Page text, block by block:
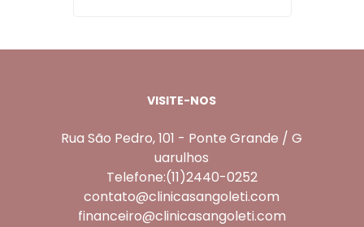
VISITE-NOS
Rua São Pedro, 101 - Ponte Grande / G
uarulhos
Telefone:(11)2440-0252
contato@clinicasangoleti.com
financeiro@clinicasangoleti.com